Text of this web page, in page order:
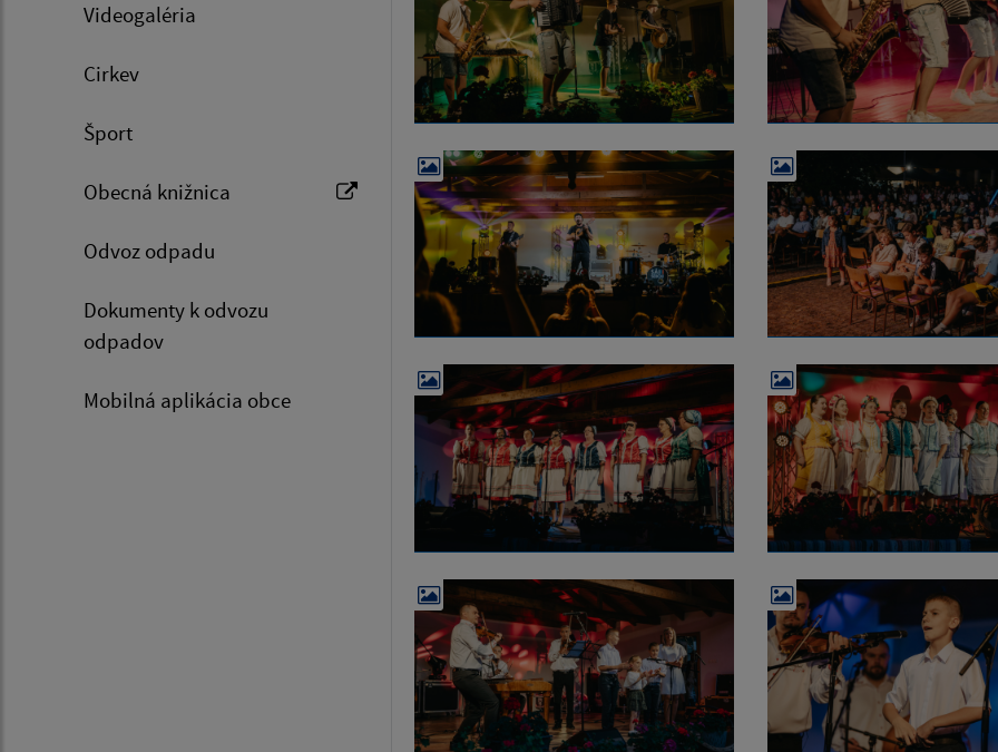
Videogaléria
Cirkev
Šport
Obecná knižnica
Odvoz odpadu
Dokumenty k odvozu
odpadov
Mobilná aplikácia obce